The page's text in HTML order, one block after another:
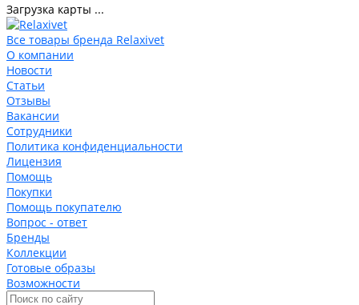
Загрузка карты ...
Все товары бренда Relaxivet
О компании
Новости
Статьи
Отзывы
Вакансии
Сотрудники
Политика конфиденциальности
Лицензия
Помощь
Покупки
Помощь покупателю
Вопрос - ответ
Бренды
Коллекции
Готовые образы
Возможности